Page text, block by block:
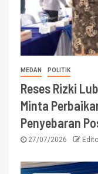
MEDAN POLITIK
Reses Rizki
Minta
Penyebaran
27/07/2026